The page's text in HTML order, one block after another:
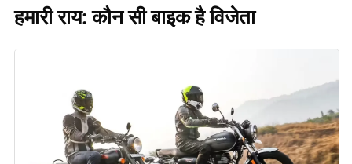
हमारी राय: कौन सी बाइक है विजेता